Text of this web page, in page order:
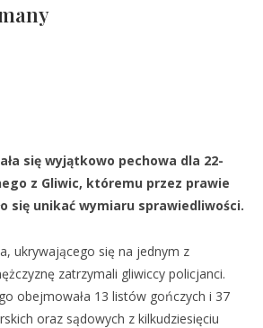
się wyjątkowo pechowa dla 22-
z Gliwic, któremu przez prawie
się unikać wymiaru sprawiedliwości.
ukrywającego się na jednym z
zatrzymali gliwiccy policjanci.
obejmowała 13 listów gończych i 37
oraz sądowych z kilkudziesięciu